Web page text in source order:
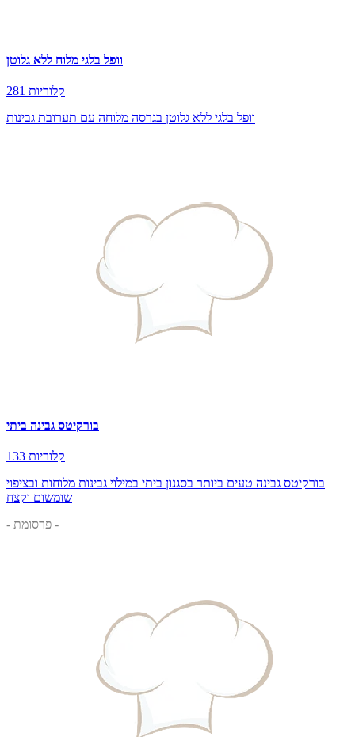
וופל בלגי מלוח ללא גלוטן
281 קלוריות
וופל בלגי ללא גלוטן בגרסה מלוחה עם תערובת גבינות
בורקיטס גבינה ביתי
133 קלוריות
בורקיטס גבינה טעים ביותר בסגנון ביתי במילוי גבינות מלוחות ובציפוי
שומשום וקצח
- פרסומת -